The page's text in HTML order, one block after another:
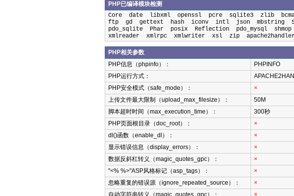
PHP已编译模块检测
Core date libxml openssl pcre sqlite3 zlib
ftp gd gettext hash iconv intl json mbstring
pdo_sqlite Phar posix Reflection pdo_mysql
xmlreader xmlrpc xmlwriter xsl zip
PHP相关参数
PHP信息（phpinfo）：
PHPINFO
PHP运行方式：
PHP安全模式（safe_mode）：
×
上传文件最大限制（upload_max_filesize）：
50M
脚本超时时间（max_execution_time）：
300秒
PHP页面根目录（doc_root）：
×
dl()函数（enable_dl）：
×
显示错误信息（display_errors）：
×
数据反斜杠转义（magic_quotes_gpc）：
×
"<% %>"ASP风格标记（asp_tags）：
×
忽略重复的错误源（ignore_repeated_source）：
×
自动字符串转义（magic_quotes_gpc）：
×